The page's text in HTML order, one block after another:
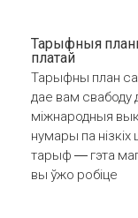
Тарыфныя
платай
Тарыфны план
дае вам свабоду
міжнародныя
нумары па нізкіх
тарыф — гэта
вы ўжо робіце